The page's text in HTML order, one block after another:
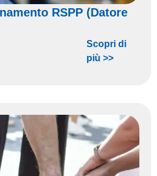
RSPP (Datore
Scopri di
più >>